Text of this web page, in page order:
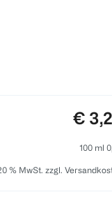
€
100 ml
% MwSt. zzgl.